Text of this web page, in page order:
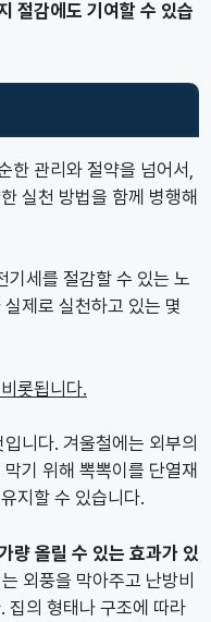
절감에도 기여할 수 있습
한 관리와 절약을 넘어서,
실천 방법을 함께 병행해
기세를 절감할 수 있는 노
제로 실천하고 있는 몇
롯됩니다.
니다. 겨울철에는 외부의
기 위해 뽁뽁이를 단열재
지할 수 있습니다.
량 올릴 수 있는 효과가 있
외풍을 막아주고 난방비
집의 형태나 구조에 따라